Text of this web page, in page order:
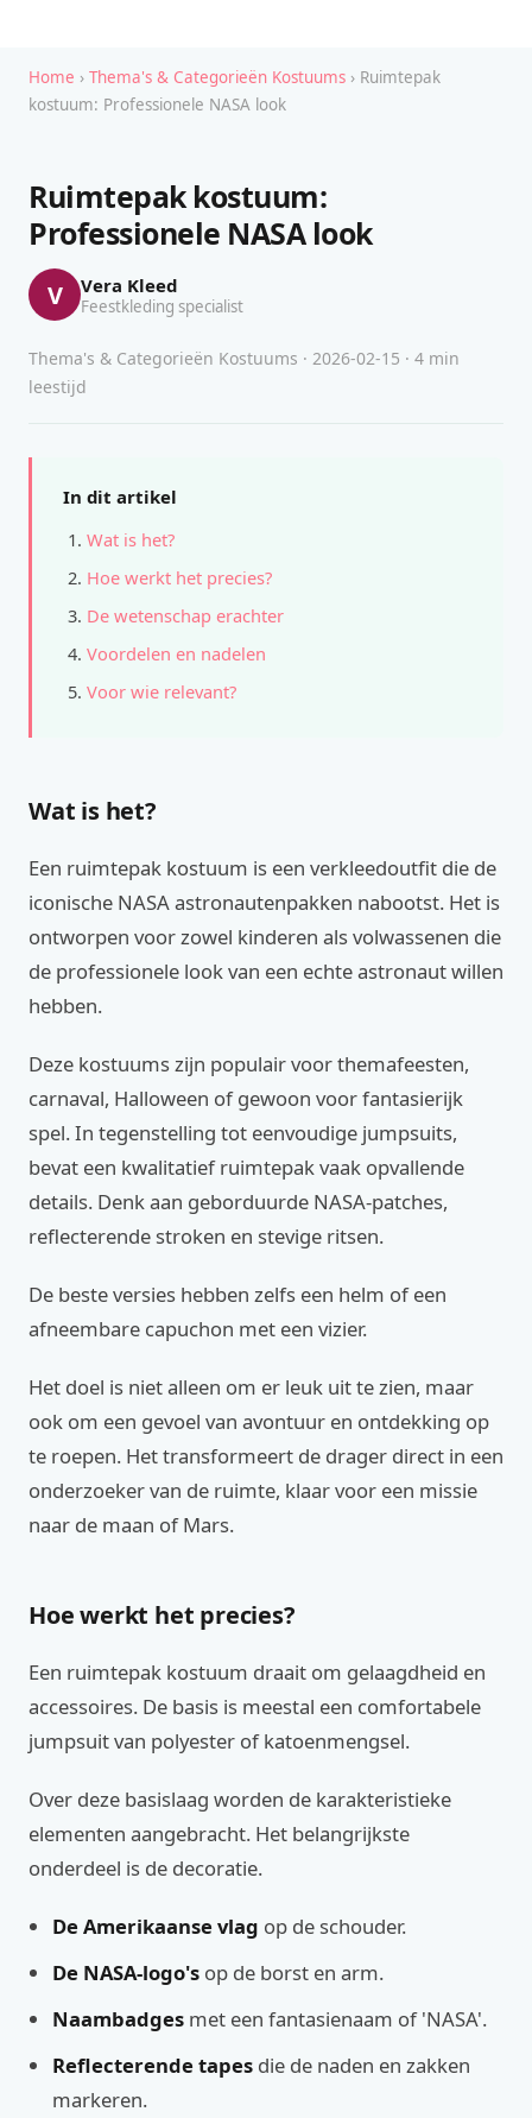
Home › Thema's & Categorieën Kostuums › Ruimtepak
kostuum: Professionele NASA look
Ruimtepak kostuum:
Professionele NASA look
V Vera Kleed
Feestkleding specialist
Thema's & Categorieën Kostuums · 2026-02-15 · 4 min
leestijd
In dit artikel
Wat is het?
Hoe werkt het precies?
De wetenschap erachter
Voordelen en nadelen
Voor wie relevant?
Wat is het?
Een ruimtepak kostuum is een verkleedoutfit die de
iconische NASA astronautenpakken nabootst. Het is
ontworpen voor zowel kinderen als volwassenen die
de professionele look van een echte astronaut willen
hebben.
Deze kostuums zijn populair voor themafeesten,
carnaval, Halloween of gewoon voor fantasierijk
spel. In tegenstelling tot eenvoudige jumpsuits,
bevat een kwalitatief ruimtepak vaak opvallende
details. Denk aan geborduurde NASA-patches,
reflecterende stroken en stevige ritsen.
De beste versies hebben zelfs een helm of een
afneembare capuchon met een vizier.
Het doel is niet alleen om er leuk uit te zien, maar
ook om een gevoel van avontuur en ontdekking op
te roepen. Het transformeert de drager direct in een
onderzoeker van de ruimte, klaar voor een missie
naar de maan of Mars.
Hoe werkt het precies?
Een ruimtepak kostuum draait om gelaagdheid en
accessoires. De basis is meestal een comfortabele
jumpsuit van polyester of katoenmengsel.
Over deze basislaag worden de karakteristieke
elementen aangebracht. Het belangrijkste
onderdeel is de decoratie.
De Amerikaanse vlag op de schouder.
De NASA-logo's op de borst en arm.
Naambadges met een fantasienaam of 'NASA'.
Reflecterende tapes die de naden en zakken
markeren.